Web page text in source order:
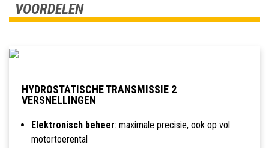
VOORDELEN
HYDROSTATISCHE TRANSMISSIE 2
VERSNELLINGEN
Elektronisch beheer: maximale precisie, ook op vol
motortoerental